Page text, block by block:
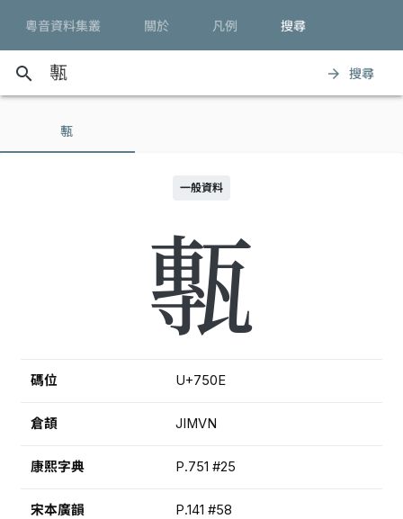
粵音資料集叢 關於 凡例 搜尋
search arrow_forward 搜尋
甎
一般資料
甎
碼位 U+750E
倉頡 JIMVN
康熙字典 P.751 #25
宋本廣韻 P.141 #58